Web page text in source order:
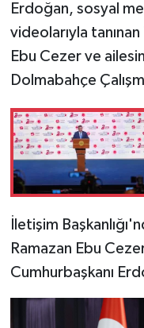
Erdoğan, sosyal
videolarıyla
Ebu Cezer ve
Dolmabahçe
İletişim
Ramazan Ebu
Cumhurbaşkanı